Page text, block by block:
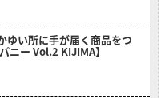
ゆい所に手が届く商品をつ
ニー Vol.2 KIJIMA】